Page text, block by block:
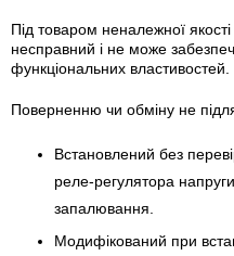
Під товаром неналежної
несправний і не може
функціональних властивостей.
Поверненню чи обміну не
Встановлений без
реле-регулято­ра
запалювання.
Модифікований при